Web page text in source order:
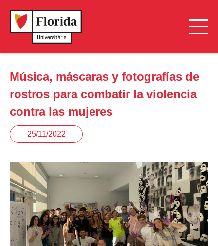
Música, máscaras y fotografías de
rostros para combatir la violencia
contra las mujeres
25/11/2022